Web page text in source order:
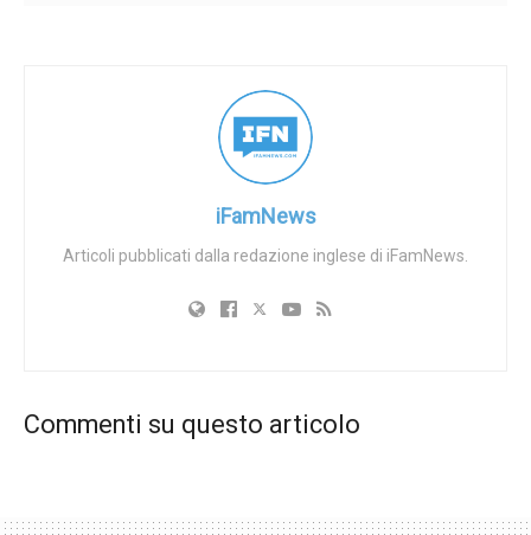
diritti dei transgender, come una significativa minaccia
contemporanea. Egli sostiene che questi sforzi verso
l’uniformità cancellano aspetti fondamentali dell’umanità,
poiché afferma che uomini e donne esistono in una
distinzioni tra i generi è fondamentale per promuovere una
le discussioni sui ruoli e le identità di genere sono di
primo piano.
Transgenderismo
iFamNews
Articoli pubblicati dalla redazione inglese di iFamNews.
Commenti su questo articolo